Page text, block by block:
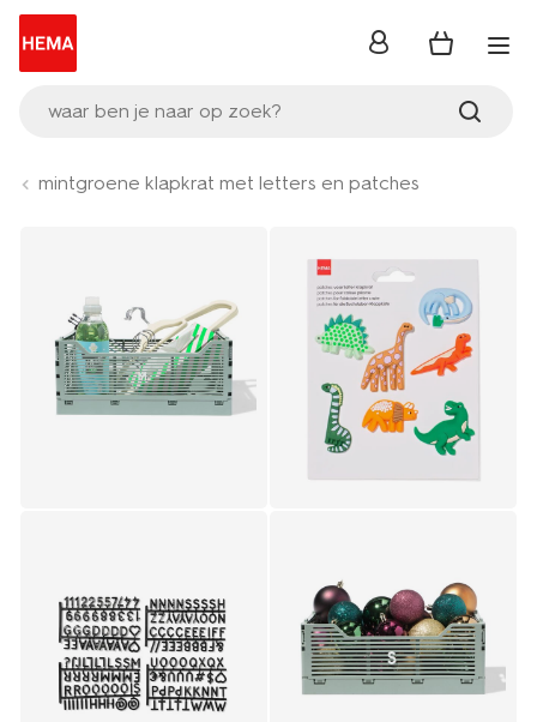
waar ben je naar op zoek?
inloggen
mintgroene klapkrat met letters en patches
image